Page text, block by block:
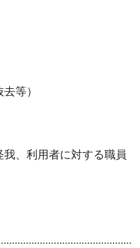
等）
、利用者に対する職員